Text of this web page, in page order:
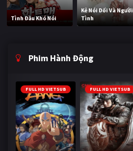
Tình Đầu Khó Nói
Kẻ Nói Dối Và Người
Tình
Phim Hành Động
FULL HD VIETSUB FULL HD VIETSUB